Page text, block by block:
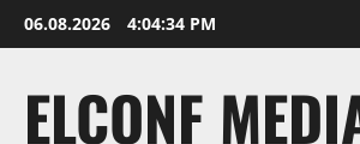
Skip
to
06.08.2026 4:04:35 PM
ELCONF